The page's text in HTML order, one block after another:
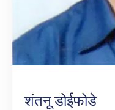
शंतनू डोईफोडे